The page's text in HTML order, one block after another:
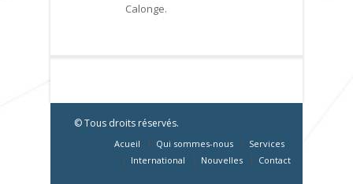
Calonge.
© Tous droits réservés.
Acueil Qui sommes-nous
Services
International
Nouvelles Contact